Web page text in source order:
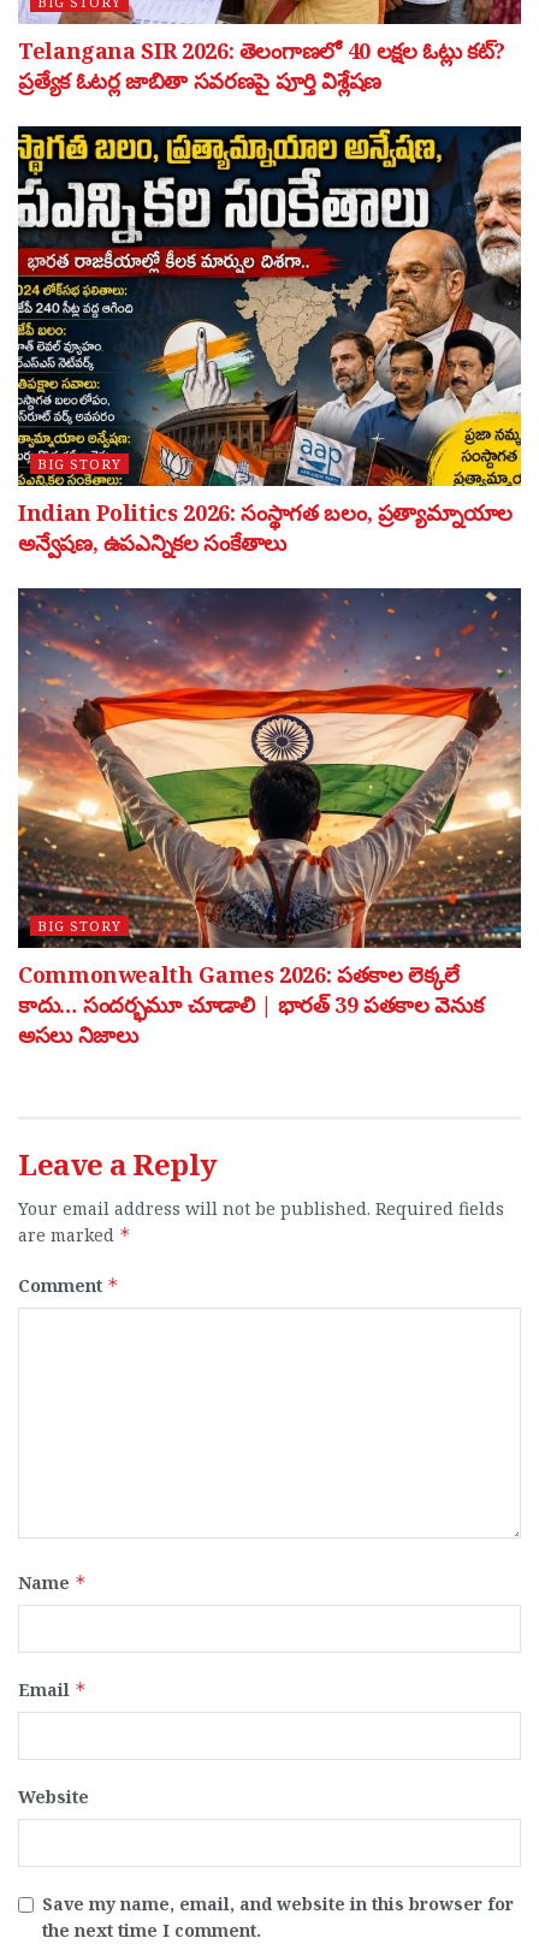
Telangana SIR 2026: తెలంగాణలో 40 లక్షల ఓట్లు కట్?
ప్రత్యేక ఓటర్ల జాబితా సవరణపై పూర్తి విశ్లేషణ
BIG STORY
Indian Politics 2026: సంస్థాగత బలం, ప్రత్యామ్నాయాల
అన్వేషణ, ఉపఎన్నికల సంకేతాలు
BIG STORY
Commonwealth Games 2026: పతకాల లెక్కలే
కాదు… సందర్భమూ చూడాలి | భారత్ 39 పతకాల వెనుక
అసలు నిజాలు
Leave a Reply
Your email address will not be published. Required fields
are marked *
Comment *
Name *
Email *
Website
Save my name, email, and website in this browser for
the next time I comment.